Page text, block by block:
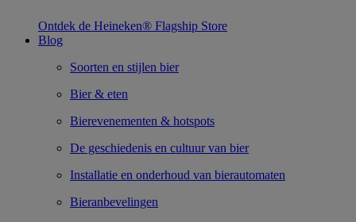
Ontdek de Heineken® Flagship Store
Blog
Soorten en stijlen bier
Bier & eten
Bierevenementen & hotspots
De geschiedenis en cultuur van bier
Installatie en onderhoud van bierautomaten
Bieranbevelingen